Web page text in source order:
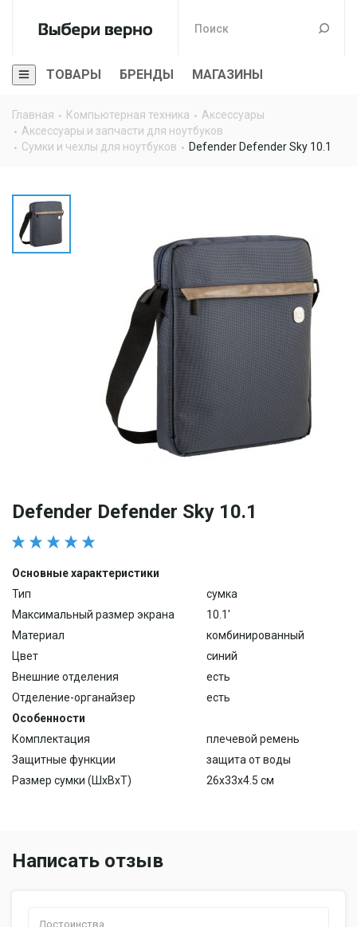
ТОВАРЫ БРЕНДЫ МАГАЗИНЫ
Главная Компьютерная техника
Аксессуары
Аксессуары и запчасти для ноутбуков
Сумки и чехлы для ноутбуков
Defender Defender Sky 10.1
Defender Defender Sky 10.1
Основные характеристики
Тип
сумка
Максимальный размер экрана
10.1'
Материал
комбинированный
Цвет
синий
Внешние отделения
есть
Отделение-органайзер
есть
Особенности
Комплектация
плечевой ремень
Защитные функции
защита от воды
Размер сумки (ШхВхТ)
26x33x4.5 см
Написать отзыв